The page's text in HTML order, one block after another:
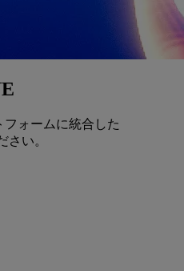
ォームに統合した
さい。